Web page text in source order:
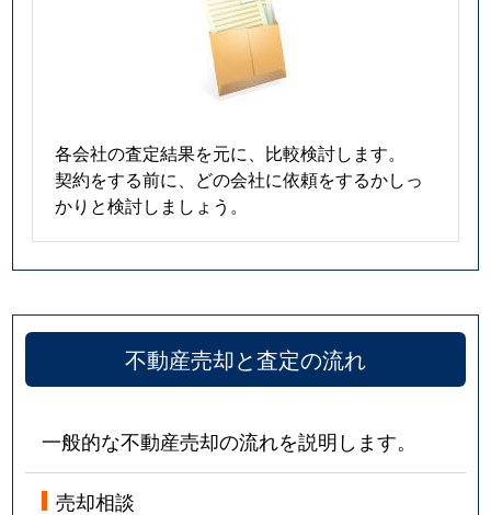
各会社の査定結果を元に、比較検討します。
契約をする前に、どの会社に依頼をするかしっ
かりと検討しましょう。
不動産売却と査定の流れ
一般的な不動産売却の流れを説明します。
売却相談